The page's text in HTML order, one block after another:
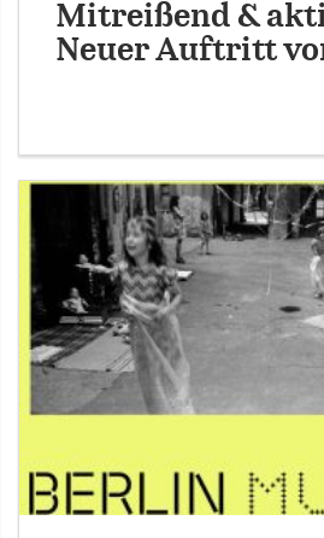
Mitreißend &
Neuer Auftritt